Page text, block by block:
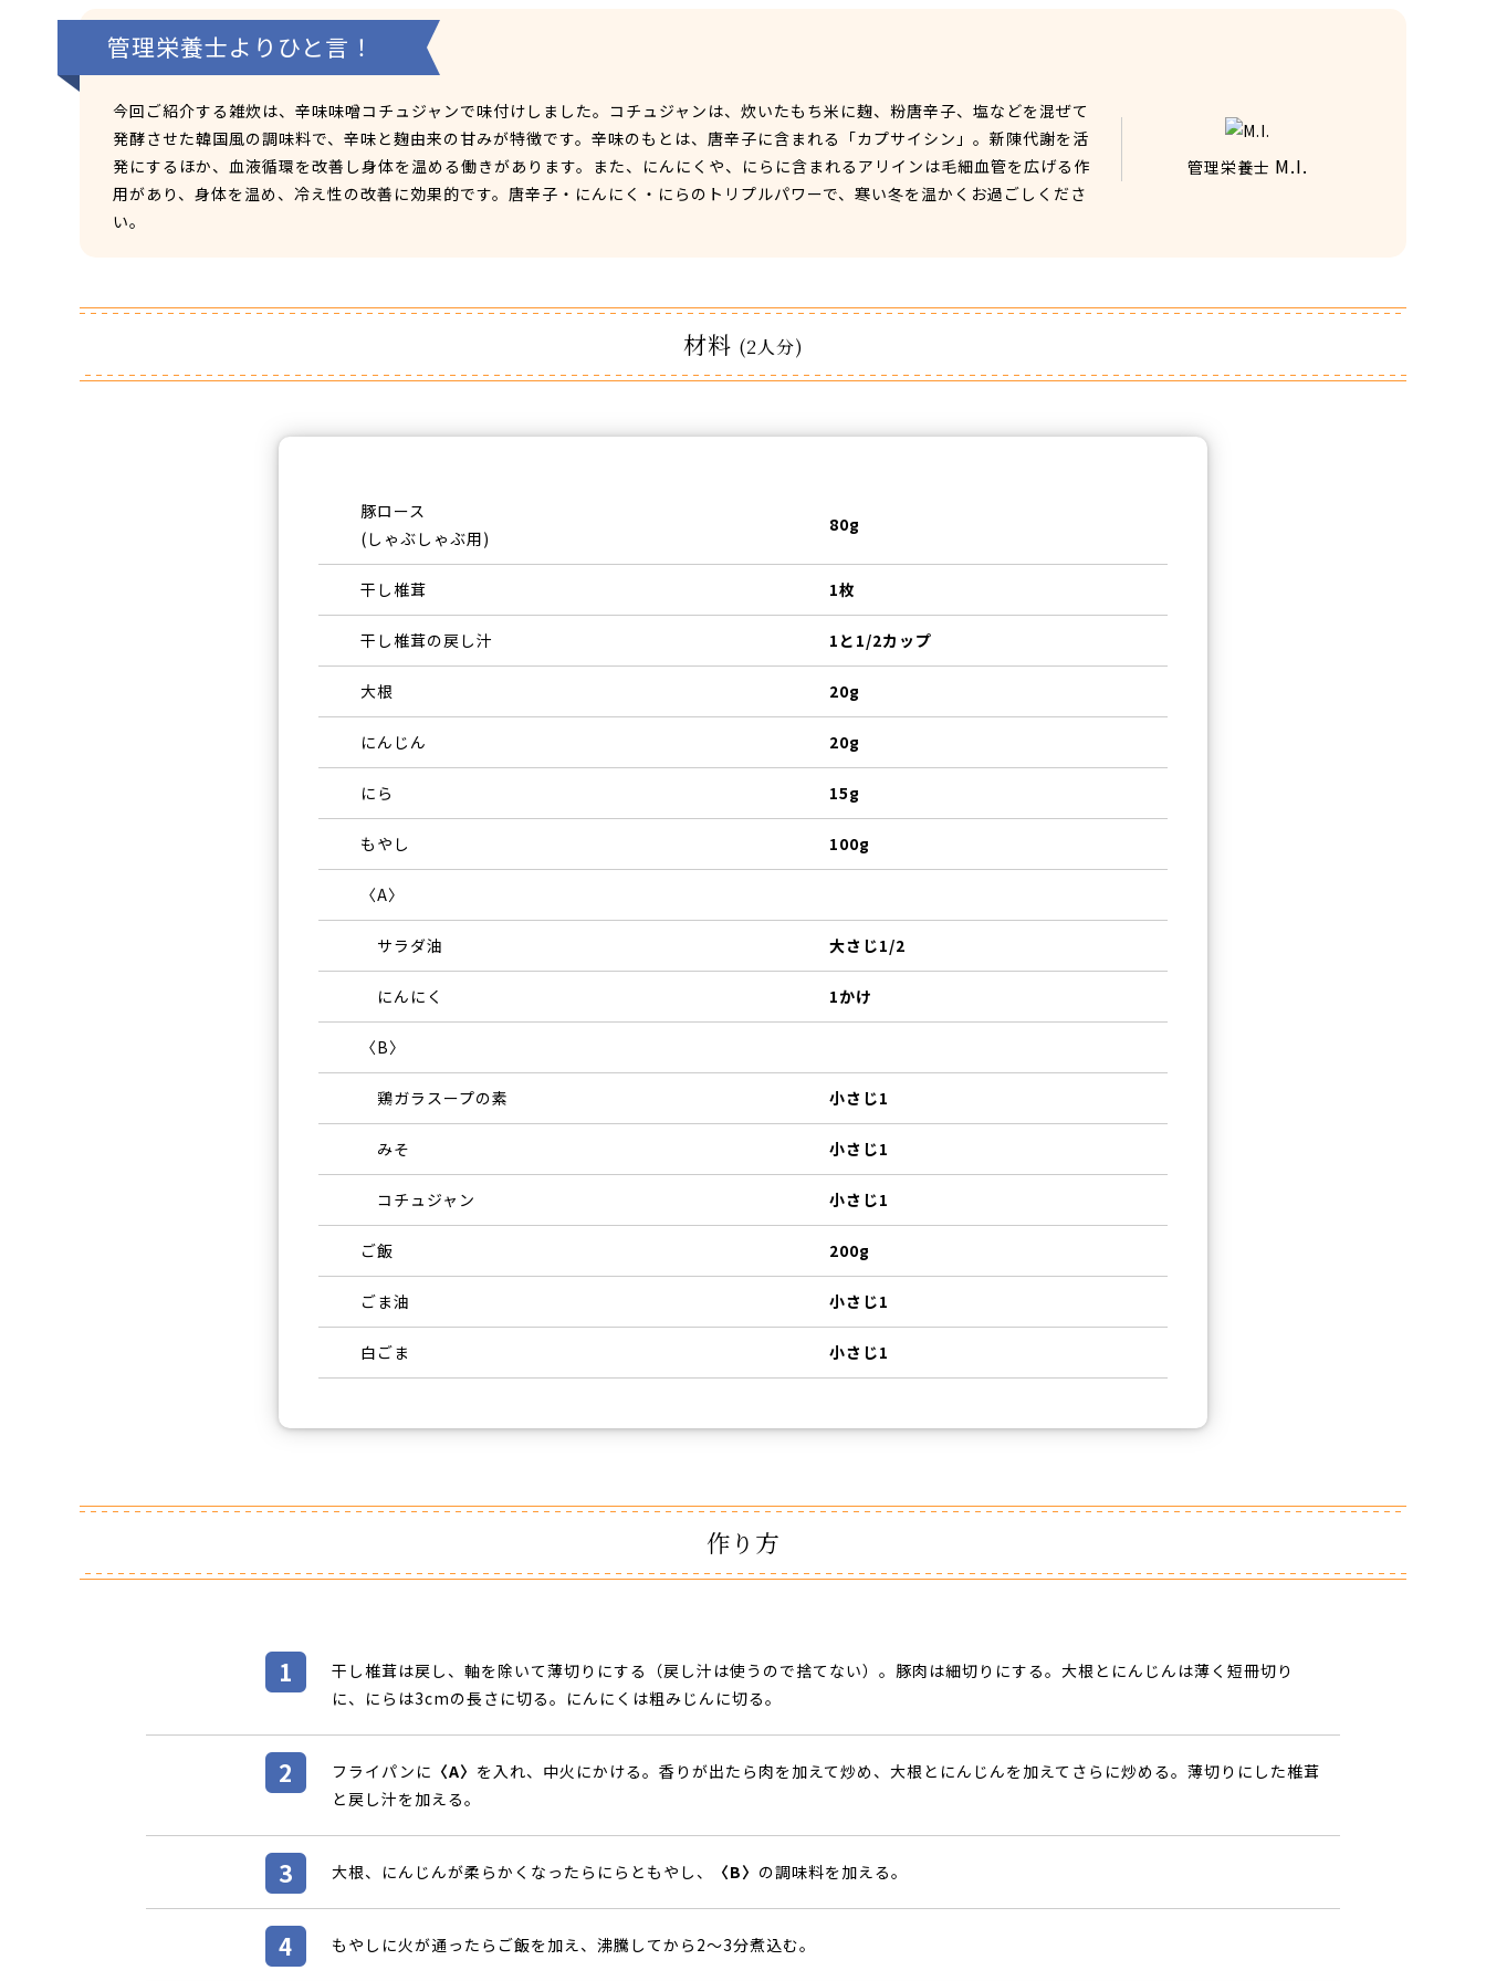
管理栄養士よりひと言！
今回ご紹介する雑炊は、辛味味噌コチュジャンで味付けしました。コチュジャンは、炊いたもち米に麹、粉唐辛子、塩などを混ぜて
発酵させた韓国風の調味料で、辛味と麹由来の甘みが特徴です。辛味のもとは、唐辛子に含まれる「カプサイシン」。新陳代謝を活
発にするほか、血液循環を改善し身体を温める働きがあります。また、にんにくや、にらに含まれるアリインは毛細血管を広げる作
用があり、身体を温め、冷え性の改善に効果的です。唐辛子・にんにく・にらのトリプルパワーで、寒い冬を温かくお過ごしくださ
い。
管理栄養士 M.I.
材料 (2人分)
豚ロース
(しゃぶしゃぶ用)
80g
干し椎茸 1枚
干し椎茸の戻し汁 1と1/2カップ
大根 20g
にんじん 20g
にら 15g
もやし 100g
〈A〉
サラダ油 大さじ1/2
にんにく 1かけ
〈B〉
鶏ガラスープの素 小さじ1
みそ 小さじ1
コチュジャン 小さじ1
ご飯 200g
ごま油 小さじ1
白ごま 小さじ1
作り方
干し椎茸は戻し、軸を除いて薄切りにする（戻し汁は使うので捨てない）。豚肉は細切りにする。大根とにんじんは薄く短冊切り
に、にらは3cmの長さに切る。にんにくは粗みじんに切る。
フライパンに 〈A〉 を入れ、中火にかける。香りが出たら肉を加えて炒め、大根とにんじんを加えてさらに炒める。薄切りにした椎茸
と戻し汁を加える。
大根、にんじんが柔らかくなったらにらともやし、 〈B〉 の調味料を加える。
もやしに火が通ったらご飯を加え、沸騰してから2～3分煮込む。